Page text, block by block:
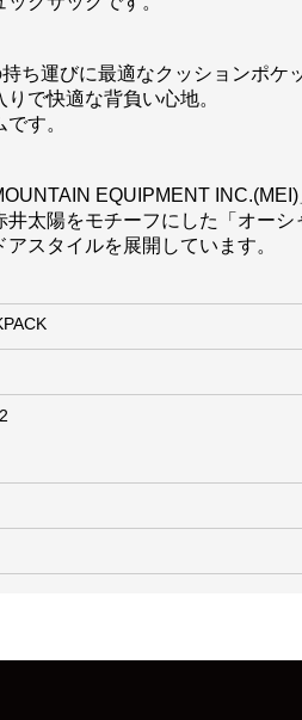
ち運びに最適なクッションポケ
で快適な背負い心地。
す。
EQUIPMENT INC.(MEI)
太陽をモチーフにした「オー
スタイルを展開しています。